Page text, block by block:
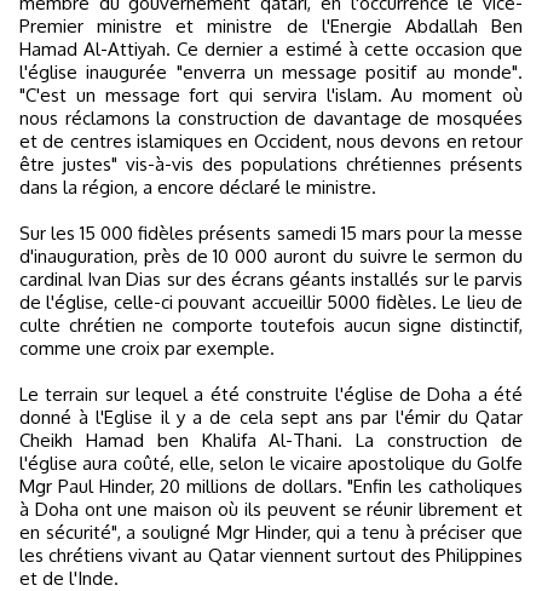
Premier ministre et ministre de l'Energie Abdallah Ben
Hamad Al-Attiyah. Ce dernier a estimé à cette occasion que
l'église inaugurée "enverra un message positif au monde".
"C'est un message fort qui servira l'islam. Au moment où
nous réclamons la construction de davantage de mosquées
et de centres islamiques en Occident, nous devons en retour
être justes" vis-à-vis des populations chrétiennes présents
dans la région, a encore déclaré le ministre.
Sur les 15 000 fidèles présents samedi 15 mars pour la messe
d'inauguration, près de 10 000 auront du suivre le sermon du
cardinal Ivan Dias sur des écrans géants installés sur le parvis
de l'église, celle-ci pouvant accueillir 5000 fidèles. Le lieu de
culte chrétien ne comporte toutefois aucun signe distinctif,
comme une croix par exemple.
Le terrain sur lequel a été construite l'église de Doha a été
donné à l'Eglise il y a de cela sept ans par l'émir du Qatar
Cheikh Hamad ben Khalifa Al-Thani. La construction de
l'église aura coûté, elle, selon le vicaire apostolique du Golfe
Mgr Paul Hinder, 20 millions de dollars. "Enfin les catholiques
à Doha ont une maison où ils peuvent se réunir librement et
en sécurité", a souligné Mgr Hinder, qui a tenu à préciser que
les chrétiens vivant au Qatar viennent surtout des Philippines
et de l'Inde.